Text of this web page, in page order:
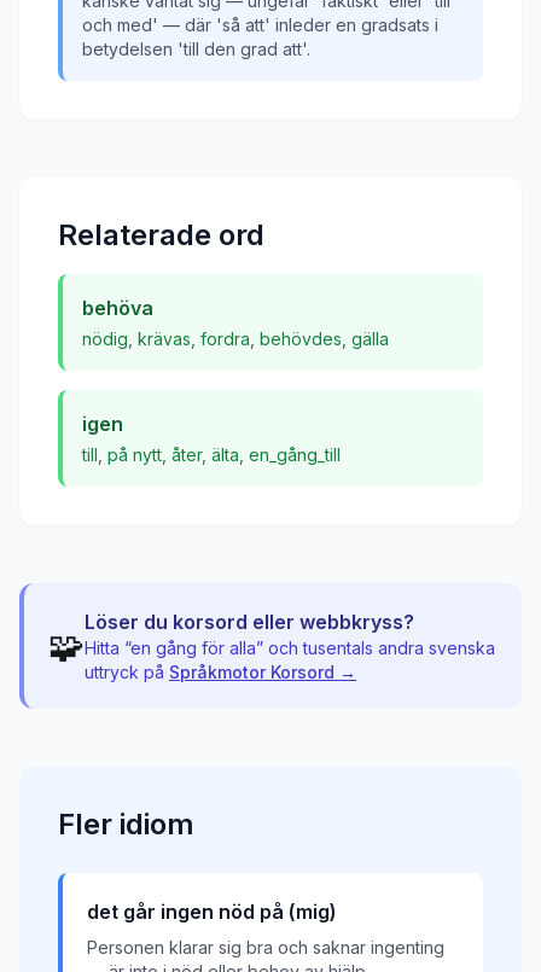
och med' — där 'så att' inleder en gradsats i
betydelsen 'till den grad att'.
Relaterade ord
behöva
nödig krävas fordra behövdes gälla
igen
till på nytt åter, älta en_gång_till
🧩
Löser du korsord eller webbkryss?
Hitta “en gång för alla” och tusentals andra svenska
uttryck på Språkmotor Korsord →
Fler idiom
det går ingen nöd på (mig)
Personen klarar sig bra och saknar ingenting